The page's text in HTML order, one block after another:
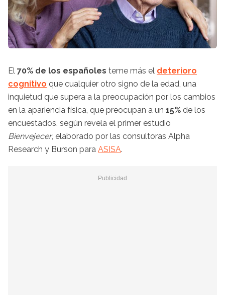
El 70% de los españoles teme más el deterioro
cognitivo que cualquier otro signo de la edad, una
inquietud que supera a la preocupación por los cambios
en la apariencia física, que preocupan a un 15% de los
encuestados, según revela el primer estudio
Bienvejecer, elaborado por las consultoras Alpha
Research y Burson para ASISA.